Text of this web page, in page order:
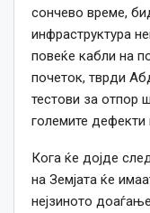
сончево време,
инфраструктура
повеќе кабли на
почеток, тврди
тестови за отпор
големите дефекти
Кога ќе дојде
на Земјата ќе
нејзиното